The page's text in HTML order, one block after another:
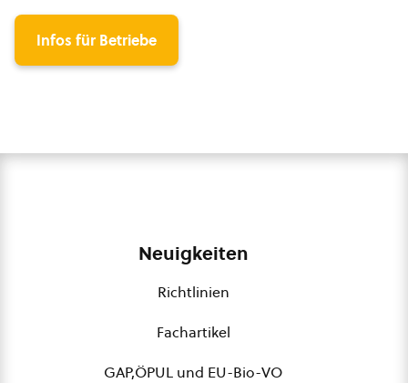
Infos für Betriebe
Neuigkeiten
Richtlinien
Fachartikel
GAP,ÖPUL und EU-Bio-VO